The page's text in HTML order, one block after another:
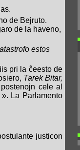
de Bejruto.
de la haveno,
estos
pri la ĉeesto de
Tarek Bitar,
cele al
». La Parlamento
justicon